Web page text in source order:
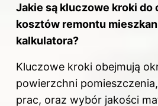
Jakie są kluczowe kroki do
kosztów remontu
kalkulatora?
Kluczowe kroki obejmują
powierzchni
prac, oraz wybór jakości